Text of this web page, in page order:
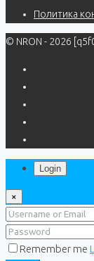
Политика
© NRON - 2026
Login
×
Remember me